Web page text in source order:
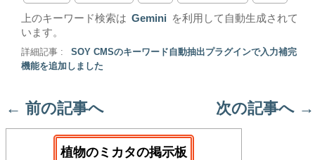
上のキーワード検索は Gemini
を利用して自動生成されて
います。
詳細記事 :
SOY CMSのキーワード自動抽出プラグインで入力補完
機能を追加しました
← 前の記事へ 次の記事へ →
植物のミカタの掲示板